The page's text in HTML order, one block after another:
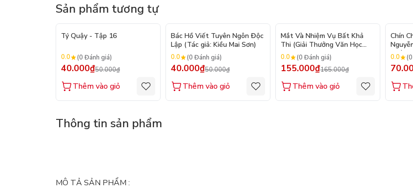
Sản phẩm tương tự
Tý Quậy - Tập 16
0.0 (0 Đánh giá)
40.000₫50.000₫
Thêm vào giỏ
- 20%
Bác Hồ Viết Tuyên Ngôn Độc
Lập (Tác giả: Kiều Mai Sơn)
0.0 (0 Đánh giá)
40.000₫50.000₫
Thêm vào giỏ
- 6%
Mắt Và Nhiệm Vụ Bất Khả
Thi (Giải Thưởng Văn Học
Newbery Medal 2024)
0.0 (0 Đánh giá)
155.000₫165.000₫
Thêm vào giỏ
Chín
Triều
0.0
Thông tin sản phẩm
MÔ TẢ SẢN PHẨM :